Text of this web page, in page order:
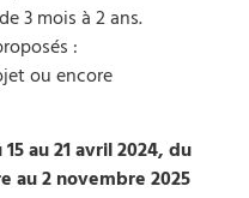
3 mois à 2 ans.
:
ou encore
15 au 21 avril 2024, du
au 2 novembre 2025